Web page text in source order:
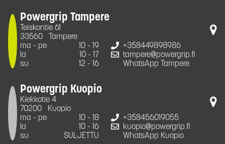
Powergrip Tampere
Teiskontie 61
33560
Tampere
ma - pe
10 - 19
la
10 - 17
su
12 - 16
+358449898986
tampere@powergrip.fi
WhatsApp Tampere
Powergrip Kuopio
Kiekkotie 4
70200
Kuopio
ma - pe
10 - 18
la
10 - 16
su
SULJETTU
+358456019055
kuopio@powergrip.fi
WhatsApp Kuopio